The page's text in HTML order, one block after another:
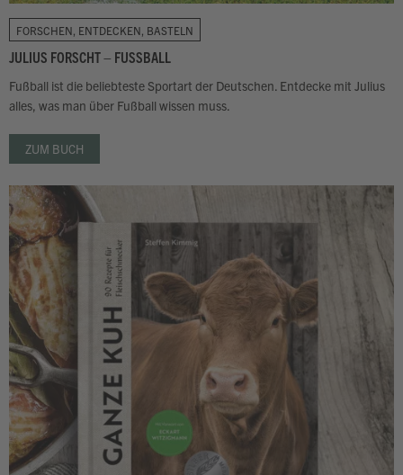
FORSCHEN, ENTDECKEN, BASTELN
JULIUS FORSCHT – FUSSBALL
Fußball ist die beliebteste Sportart der Deutschen. Entdecke mit Julius
alles, was man über Fußball wissen muss.
ZUM BUCH